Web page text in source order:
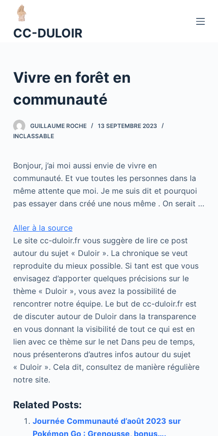
u
o
n
e
n
u
CC-DULOIR
Vivre en forêt en
communauté
GUILLAUME ROCHE
13 SEPTEMBRE 2023
INCLASSABLE
Bonjour, j’ai moi aussi envie de vivre en
communauté. Et vue toutes les personnes dans la
même attente que moi. Je me suis dit et pourquoi
pas essayer dans créé une nous même . On serait …
Aller à la source
Le site cc-duloir.fr vous suggère de lire ce post
autour du sujet « Duloir ». La chronique se veut
reproduite du mieux possible. Si tant est que vous
envisagez d’apporter quelques précisions sur le
thème « Duloir », vous avez la possibilité de
rencontrer notre équipe. Le but de cc-duloir.fr est
de discuter autour de Duloir dans la transparence
en vous donnant la visibilité de tout ce qui est en
lien avec ce thème sur le net Dans peu de temps,
nous présenterons d’autres infos autour du sujet
« Duloir ». Cela dit, consultez de manière régulière
notre site.
Related Posts:
Journée Communauté d’août 2023 sur
Pokémon Go : Grenousse, bonus….